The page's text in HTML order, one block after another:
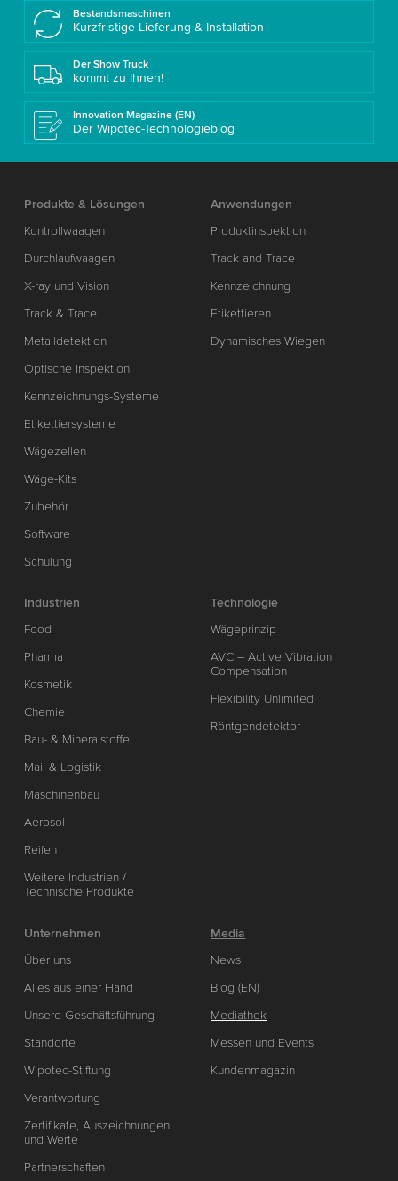
Bestandsmaschinen
Kurzfristige Lieferung & Installation
Der Show Truck
kommt zu Ihnen!
Innovation Magazine (EN)
Der Wipotec-Technologieblog
Produkte & Lösungen
Kontrollwaagen
Durchlaufwaagen
X-ray und Vision
Track & Trace
Metalldetektion
Optische Inspektion
Kennzeichnungs-Systeme
Etikettiersysteme
Wägezellen
Wäge-Kits
Zubehör
Software
Schulung
Anwendungen
Produktinspektion
Track and Trace
Kennzeichnung
Etikettieren
Dynamisches Wiegen
Industrien
Food
Pharma
Kosmetik
Chemie
Bau- & Mineralstoffe
Mail & Logistik
Maschinenbau
Aerosol
Reifen
Weitere Industrien /
Technische Produkte
Technologie
Wägeprinzip
AVC – Active Vibration
Compensation
Flexibility Unlimited
Röntgendetektor
Unternehmen
Über uns
Alles aus einer Hand
Unsere Geschäftsführung
Standorte
Wipotec-Stiftung
Verantwortung
Zertifikate, Auszeichnungen
und Werte
Partnerschaften
Media
News
Blog (EN)
Mediathek
Messen und Events
Kundenmagazin